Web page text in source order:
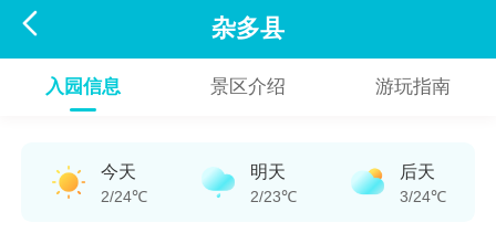
 杂多县
入园信息 景区介绍 游玩指南
今天
2/24℃
明天
2/23℃
后天
3/24℃